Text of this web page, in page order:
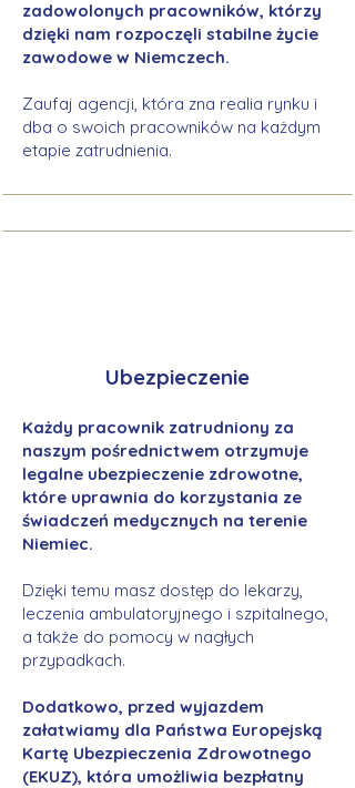
zadowolonych pracowników, którzy
dzięki nam rozpoczęli stabilne życie
zawodowe w Niemczech.
Zaufaj agencji, która zna realia rynku i
dba o swoich pracowników na każdym
etapie zatrudnienia.
Ubezpieczenie
Każdy pracownik zatrudniony za
naszym pośrednictwem otrzymuje
legalne ubezpieczenie zdrowotne,
które uprawnia do korzystania ze
świadczeń medycznych na terenie
Niemiec.
Dzięki temu masz dostęp do lekarzy,
leczenia ambulatoryjnego i szpitalnego,
a także do pomocy w nagłych
przypadkach.
Dodatkowo, przed wyjazdem
załatwiamy dla Państwa Europejską
Kartę Ubezpieczenia Zdrowotnego
(EKUZ), która umożliwia bezpłatny